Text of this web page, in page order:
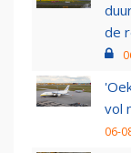
de
vol
06-